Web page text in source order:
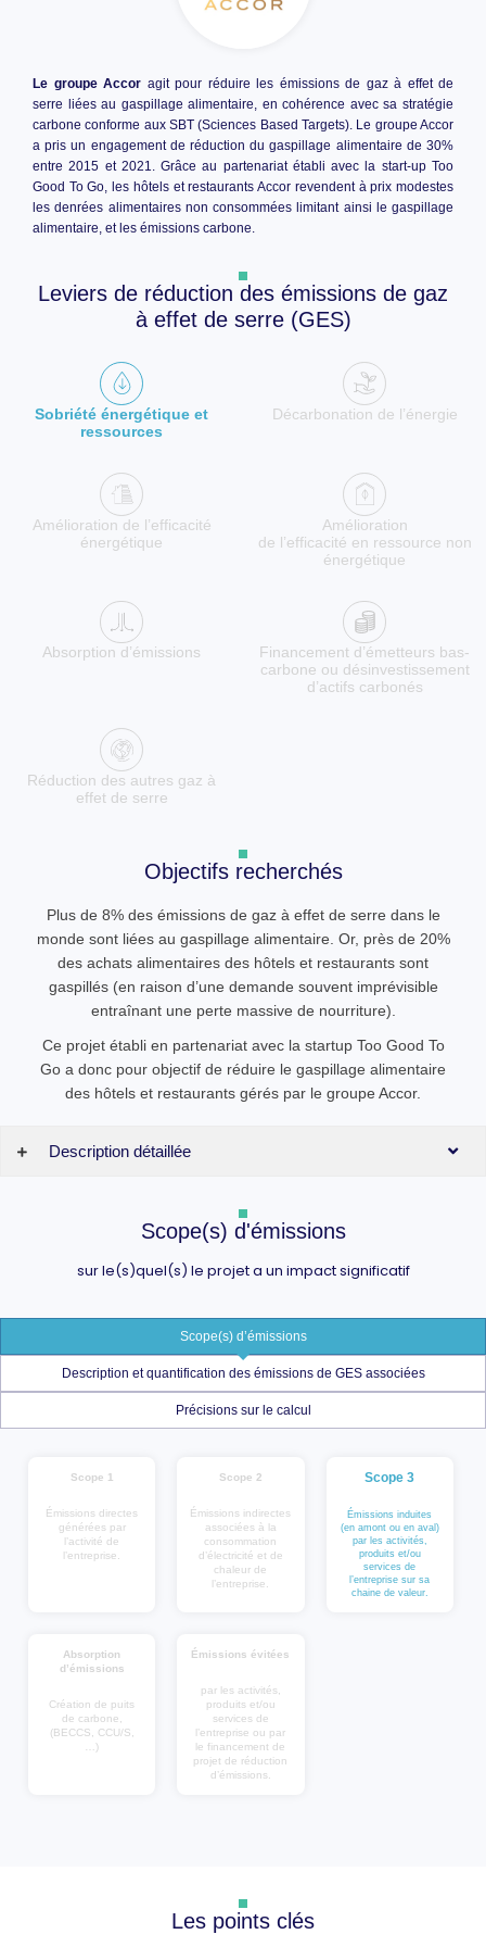
Le groupe Accor agit pour réduire les émissions de gaz à effet de
serre liées au gaspillage alimentaire, en cohérence avec sa stratégie
carbone conforme aux SBT (Sciences Based Targets). Le groupe Accor
a pris un engagement de réduction du gaspillage alimentaire de 30%
entre 2015 et 2021. Grâce au partenariat établi avec la start-up Too
Good To Go, les hôtels et restaurants Accor revendent à prix modestes
les denrées alimentaires non consommées limitant ainsi le gaspillage
alimentaire, et les émissions carbone.
Leviers de réduction des émissions de gaz
à effet de serre (GES)
Sobriété énergétique et
ressources
Décarbonation de l’énergie
Amélioration de l’efficacité
énergétique
Amélioration
de l’efficacité en ressource non
énergétique
Absorption d’émissions
Financement d’émetteurs bas-
carbone ou désinvestissement
d’actifs carbonés
Réduction des autres gaz à
effet de serre
Objectifs recherchés
Plus de 8% des émissions de gaz à effet de serre dans le
monde sont liées au gaspillage alimentaire. Or, près de 20%
des achats alimentaires des hôtels et restaurants sont
gaspillés (en raison d’une demande souvent imprévisible
entraînant une perte massive de nourriture).
Ce projet établi en partenariat avec la startup Too Good To
Go a donc pour objectif de réduire le gaspillage alimentaire
des hôtels et restaurants gérés par le groupe Accor.
Description détaillée
Scope(s) d'émissions
sur le(s)quel(s) le projet a un impact significatif
Scope(s) d’émissions
Description et quantification des émissions de GES associées
Précisions sur le calcul
Scope 1
Émissions directes
générées par
l’activité de
l’entreprise.
Scope 2
Émissions indirectes
associées à la
consommation
d’électricité et de
chaleur de
l’entreprise.
Scope 3
Émissions induites
(en amont ou en aval)
par les activités,
produits et/ou
services de
l’entreprise sur sa
chaine de valeur.
Absorption
d’émissions
Création de puits
de carbone,
(BECCS, CCU/S,
…)
Émissions évitées
par les activités,
produits et/ou
services de
l’entreprise ou par
le financement de
projet de réduction
d’émissions.
Les points clés